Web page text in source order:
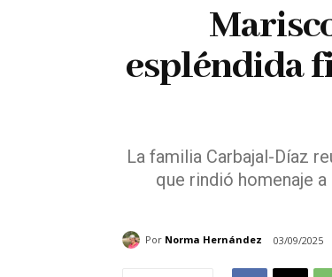
espléndida
La familia Carbajal-Díaz
que rindió homenaje
Por Norma Hernández 03/09/2025